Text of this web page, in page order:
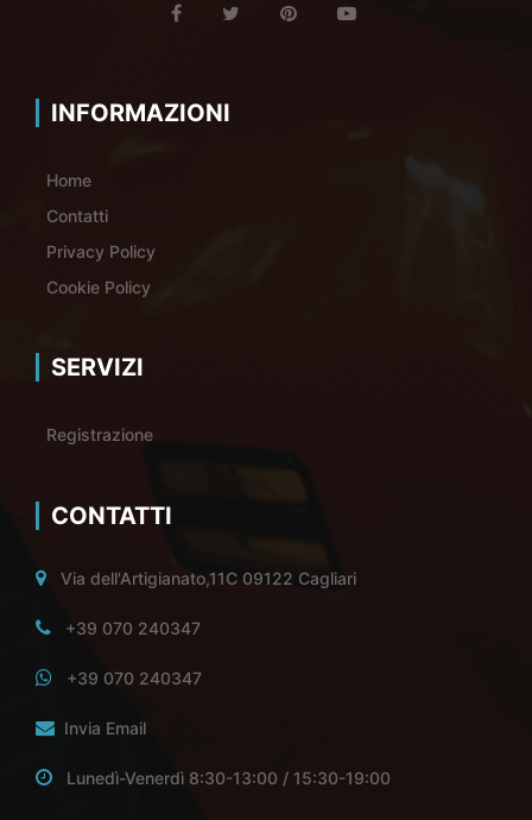
INFORMAZIONI
Home
Contatti
Privacy Policy
Cookie Policy
SERVIZI
Registrazione
CONTATTI
Via dell'Artigianato,11C 09122 Cagliari
+39 070 240347
+39 070 240347
Invia Email
Lunedì-Venerdì 8:30-13:00 / 15:30-19:00